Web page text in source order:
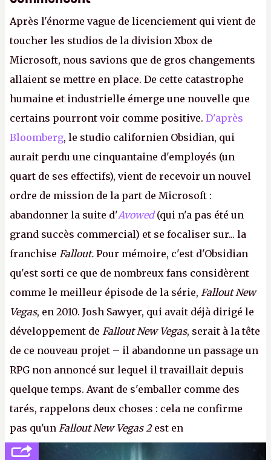
Après l'énorme vague de licenciement qui vient de
toucher les studios de la division Xbox de
Microsoft, nous savions que de gros changements
allaient se mettre en place. De cette catastrophe
humaine et industrielle émerge une nouvelle que
certains pourront voir comme positive. D'après
Bloomberg, le studio californien Obsidian, qui
aurait perdu une cinquantaine d'employés (un
quart de ses effectifs), vient de recevoir un nouvel
ordre de mission de la part de Microsoft :
abandonner la suite d'Avowed(qui n'a pas été un
grand succès commercial) et se focaliser sur... la
franchise Fallout. Pour mémoire, c'est d'Obsidian
qu'est sorti ce que de nombreux fans considèrent
comme le meilleur épisode de la série, Fallout New
Vegas, en 2010. Josh Sawyer, qui avait déjà dirigé le
développement de Fallout New Vegas, serait à la tête
de ce nouveau projet – il abandonne un passage un
RPG non annoncé sur lequel il travaillait depuis
quelque temps. Avant de s'emballer comme des
tarés, rappelons deux choses : cela ne confirme
pas qu'un Fallout New Vegas 2est en
développement (pour ce que l'on sait, ils bossent